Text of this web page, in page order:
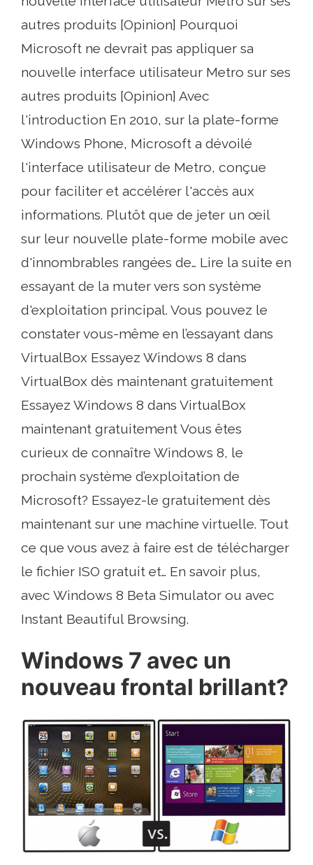
autres produits [Opinion] Pourquoi
Microsoft ne devrait pas appliquer sa
nouvelle interface utilisateur Metro sur ses
autres produits [Opinion] Avec
l'introduction En 2010, sur la plate-forme
Windows Phone, Microsoft a dévoilé
l'interface utilisateur de Metro, conçue
pour faciliter et accélérer l'accès aux
informations. Plutôt que de jeter un œil
sur leur nouvelle plate-forme mobile avec
d'innombrables rangées de… Lire la suite en
essayant de la muter vers son système
d'exploitation principal. Vous pouvez le
constater vous-même en l’essayant dans
VirtualBox Essayez Windows 8 dans
VirtualBox dès maintenant gratuitement
Essayez Windows 8 dans VirtualBox
maintenant gratuitement Vous êtes
curieux de connaître Windows 8, le
prochain système d’exploitation de
Microsoft? Essayez-le gratuitement dès
maintenant sur une machine virtuelle. Tout
ce que vous avez à faire est de télécharger
le fichier ISO gratuit et… En savoir plus,
avec Windows 8 Beta Simulator ou avec
Instant Beautiful Browsing.
Windows 7 avec un
nouveau frontal brillant?